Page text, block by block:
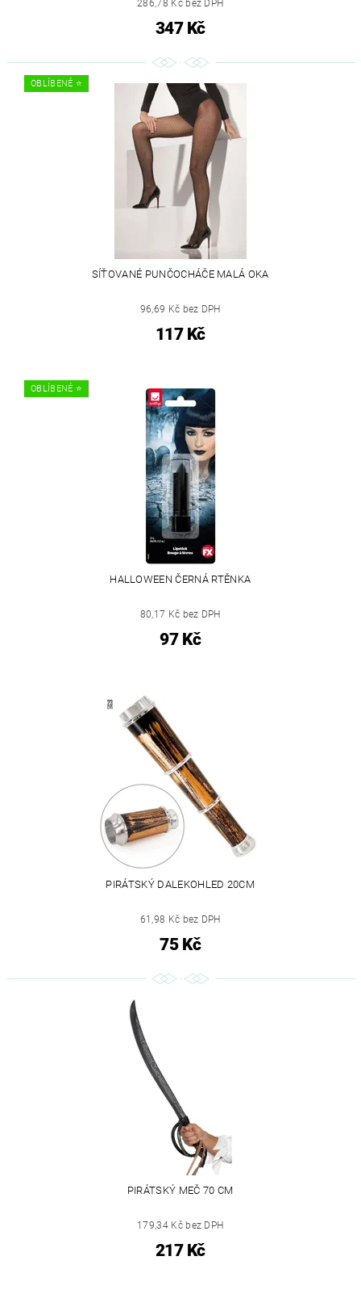
286,78 Kč bez DPH
347 Kč
OBLÍBENÉ ⭐️
SÍŤOVANÉ PUNČOCHÁČE MALÁ OKA
96,69 Kč bez DPH
117 Kč
OBLÍBENÉ ⭐️
HALLOWEEN ČERNÁ RTĚNKA
80,17 Kč bez DPH
97 Kč
PIRÁTSKÝ DALEKOHLED 20CM
61,98 Kč bez DPH
75 Kč
PIRÁTSKÝ MEČ 70 CM
179,34 Kč bez DPH
217 Kč